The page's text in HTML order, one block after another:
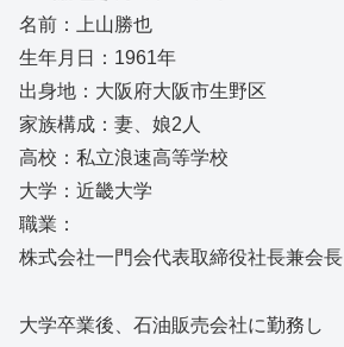
名前：上山勝也
生年月日：1961年
出身地：大阪府大阪市生野区
家族構成：妻、娘2人
高校：私立浪速高等学校
大学：近畿大学
職業：
株式会社一門会代表取締役社長兼会長
大学卒業後、石油販売会社に勤務し